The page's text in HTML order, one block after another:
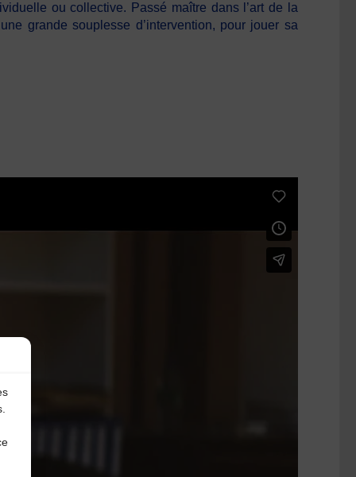
ou collective. Passé maître dans l’art de la
grande souplesse d’intervention, pour jouer sa